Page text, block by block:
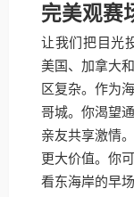
完美观赛
让我们把目光
美国、加拿大
区复杂。作为
哥城。你渴望
亲友共享激情
更大价值。你
看东海岸的早